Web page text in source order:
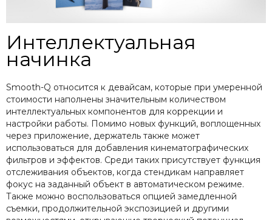
Интеллектуальная
начинка
Smooth-Q относится к девайсам, которые при умеренной
стоимости наполнены значительным количеством
интеллектуальных компонентов для коррекции и
настройки работы. Помимо новых функций, воплощенных
через приложение, держатель также может
использоваться для добавления кинематографических
фильтров и эффектов. Среди таких присутствует функция
отслеживания объектов, когда стендикам направляет
фокус на заданный объект в автоматическом режиме.
Также можно воспользоваться опцией замедленной
съемки, продолжительной экспозицией и другими